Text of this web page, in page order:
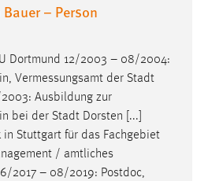
– Person
Dortmund 12/2003 – 08/2004:
, Vermessungsamt der Stadt
Ausbildung zur
bei der Stadt Dorsten [...]
in Stuttgart für das Fachgebiet
/ amtliches
2017 – 08/2019: Postdoc,
ist.